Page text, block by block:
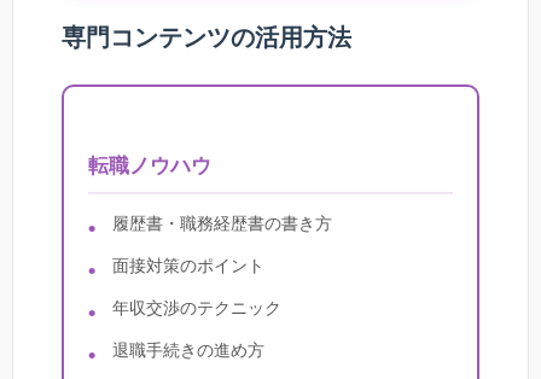
専門コンテンツの活用方法
転職ノウハウ
履歴書・職務経歴書の書き方
面接対策のポイント
年収交渉のテクニック
退職手続きの進め方